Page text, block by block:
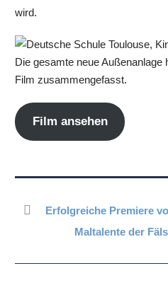
wird.
Die gesamte neue Außenanlage
Film zusammengefasst.
Film ansehen
Erfolgreiche Premiere
Maltalente der